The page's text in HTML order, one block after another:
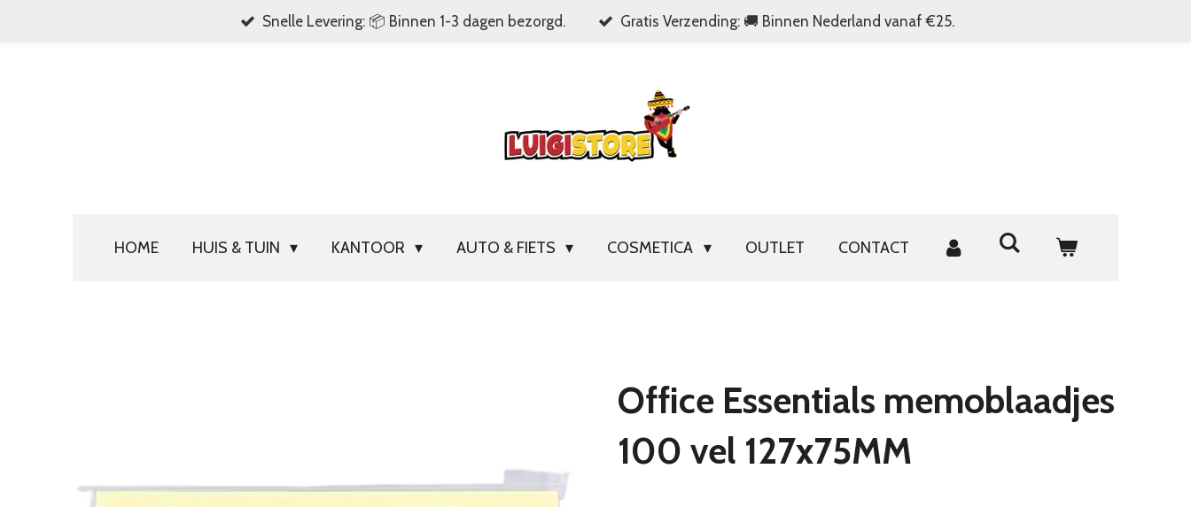
Snelle Levering: 📦 Binnen 1-3 dagen bezorgd. Gratis Verzending: 🚚 Binnen Nederland vanaf €25.
HOME HUIS & TUIN KANTOOR AUTO & FIETS COSMETICA OUTLET CONTACT
Office Essentials memoblaadjes
100 vel 127x75MM